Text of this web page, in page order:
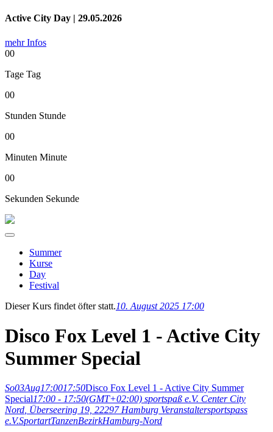
Active City Day | 29.05.2026
mehr Infos
00
Tage Tag
00
Stunden Stunde
00
Minuten Minute
00
Sekunden Sekunde
Summer
Kurse
Day
Festival
Dieser Kurs findet öfter statt.10. August 2025 17:00
Disco Fox Level 1 - Active City
Summer Special
So03Aug17:0017:50Disco Fox Level 1 - Active City Summer
Special17:00 - 17:50(GMT+02:00) sportspaß e.V. Center City
Nord, Überseering 19, 22297 Hamburg Veranstaltersportspass
e.V.SportartTanzenBezirkHamburg-Nord